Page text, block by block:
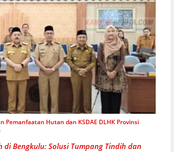
Pemanfaatan Hutan dan KSDAE DLHK Provinsi
Bengkulu: Solusi Tumpang Tindih dan